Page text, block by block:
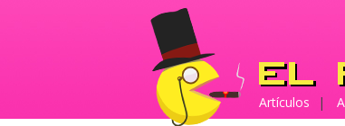
Artículos |